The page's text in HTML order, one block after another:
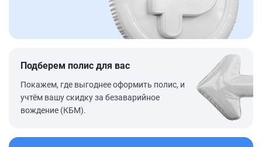
Подберем полис для вас
Покажем, где выгоднее оформить полис, и
учтём вашу скидку за безаварийное
вождение (КБМ).